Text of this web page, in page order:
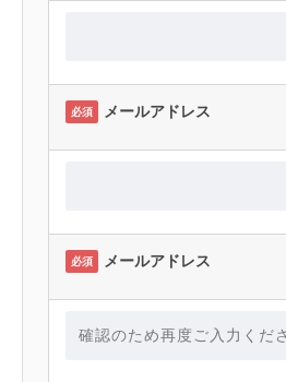
必須 メールアドレス
必須 メールアドレス